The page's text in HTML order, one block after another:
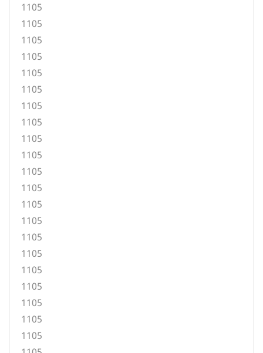
1105
1105
1105
1105
1105
1105
1105
1105
1105
1105
1105
1105
1105
1105
1105
1105
1105
1105
1105
1105
1105